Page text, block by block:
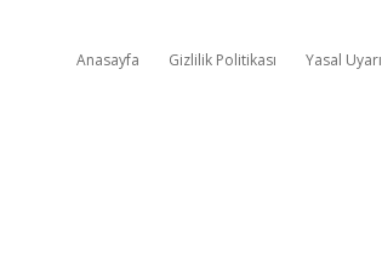
Anasayfa Gizlilik Politikası Yasal Uyarı